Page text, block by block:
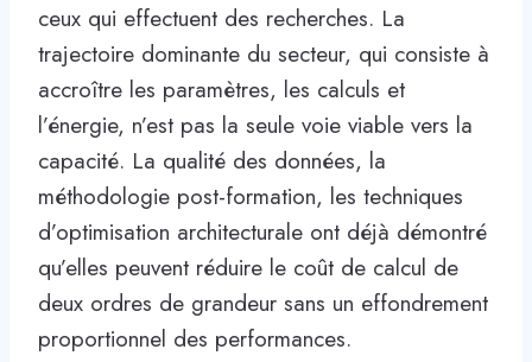
ceux qui effectuent des recherches. La
trajectoire dominante du secteur, qui consiste à
accroître les paramètres, les calculs et
l’énergie, n’est pas la seule voie viable vers la
capacité. La qualité des données, la
méthodologie post-formation, les techniques
d’optimisation architecturale ont déjà démontré
qu’elles peuvent réduire le coût de calcul de
deux ordres de grandeur sans un effondrement
proportionnel des performances.